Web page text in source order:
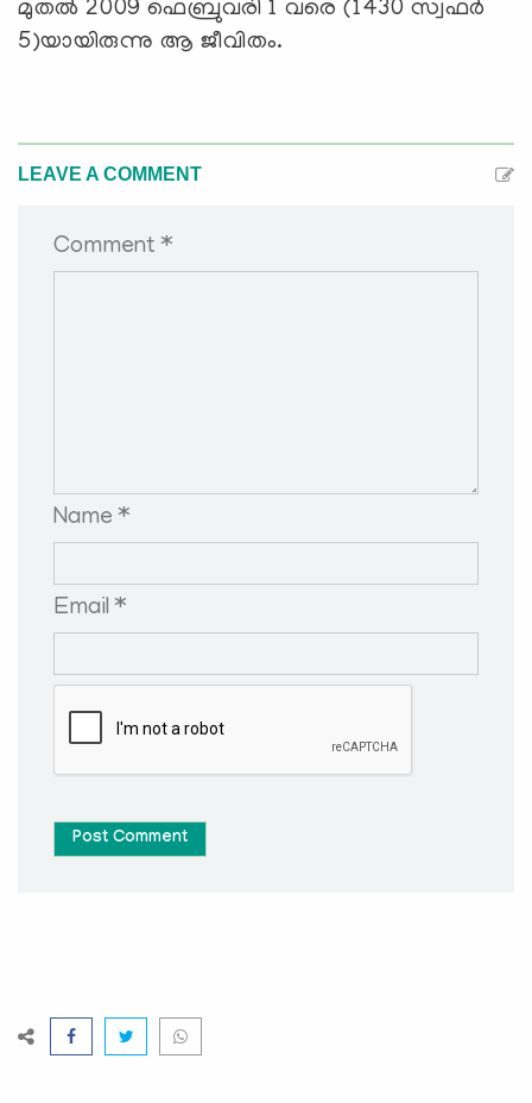
മുതല്‍ 2009 ഫെബ്രുവരി 1 വരെ (1430 സ്വഫര്‍
5)യായിരുന്നു ആ ജീവിതം.
LEAVE A COMMENT
Comment *
Name *
Email *
Post Comment